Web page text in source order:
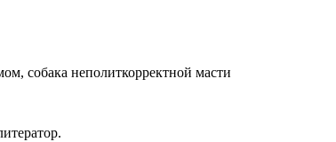
собака неполиткорректной масти